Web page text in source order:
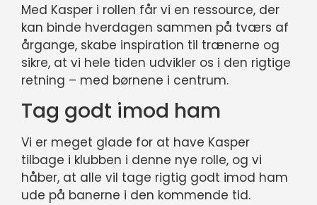
Med Kasper i rollen får vi en ressource, der
kan binde hverdagen sammen på tværs af
årgange, skabe inspiration til trænerne og
sikre, at vi hele tiden udvikler os i den rigtige
retning – med børnene i centrum.
Tag godt imod ham
Vi er meget glade for at have Kasper
tilbage i klubben i denne nye rolle, og vi
håber, at alle vil tage rigtig godt imod ham
ude på banerne i den kommende tid.